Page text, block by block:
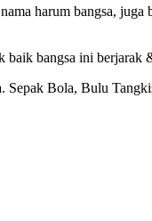
harum bangsa,
baik bangsa ini
Sepak Bola, Bulu